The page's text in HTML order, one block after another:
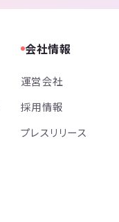
会社情報
運営会社
採用情報
プレスリリース